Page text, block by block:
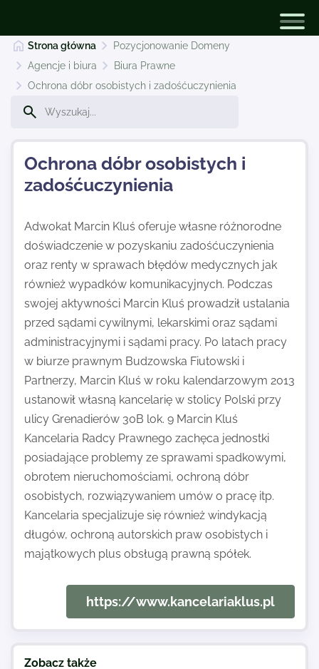
Pozycjonowanie Domeny
Dodaj stronę
Kontakt
Strona główna
Pozycjonowanie Domeny
Agencje i biura
Biura Prawne
Ochrona dóbr osobistych i zadośćuczynienia
Ochrona dóbr osobistych i
zadośćuczynienia
Adwokat Marcin Kluś oferuje własne różnorodne
doświadczenie w pozyskaniu zadośćuczynienia
oraz renty w sprawach błędów medycznych jak
również wypadków komunikacyjnych. Podczas
swojej aktywności Marcin Kluś prowadził ustalania
przed sądami cywilnymi, lekarskimi oraz sądami
administracyjnymi i sądami pracy. Po latach pracy
w biurze prawnym Budzowska Fiutowski i
Partnerzy, Marcin Kluś w roku kalendarzowym 2013
ustanowił własną kancelarię w stolicy Polski przy
ulicy Grenadierów 30B lok. 9 Marcin Kluś
Kancelaria Radcy Prawnego zachęca jednostki
posiadające problemy ze sprawami spadkowymi,
obrotem nieruchomościami, ochroną dóbr
osobistych, rozwiązywaniem umów o pracę itp.
Kancelaria specjalizuje się również windykacją
długów, ochroną autorskich praw osobistych i
majątkowych plus obsługą prawną spółek.
https://www.kancelariaklus.pl
Zobacz także